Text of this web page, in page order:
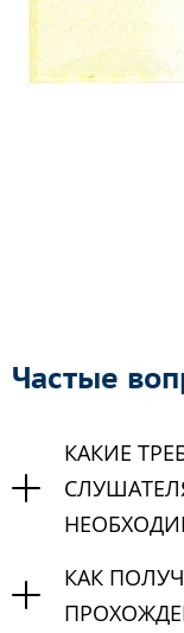
Частые
КАКИЕ
КАК